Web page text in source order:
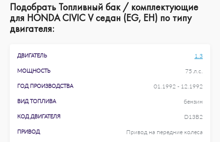
Подобрать Топливный бак / комплектующие
для HONDA CIVIC V седан (EG, EH) по типу
двигателя:
ДВИГАТЕЛЬ 1.3
МОЩНОСТЬ 75 л.с.
ГОД ПРОИЗВОДСТВА 01.1992 - 12.1992
ВИД ТОПЛИВА бензин
КОД ДВИГАТЕЛЯ D13B2
ПРИВОД Привод на передние колеса